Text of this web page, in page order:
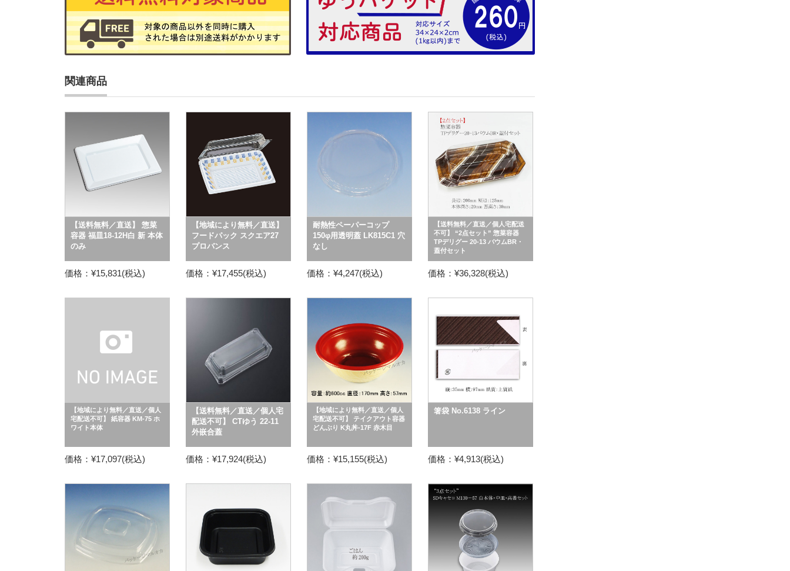
関連商品
【送料無料／直送】 惣菜
容器 福皿18-12H白 新 本体
のみ
価格：¥15,831(税込)
【地域により無料／直送】
フードパック スクエア27
プロバンス
価格：¥17,455(税込)
耐熱性ペーパーコップ
150φ用透明蓋 LK815C1 穴
なし
価格：¥4,247(税込)
【送料無料／直送／個人宅配送
不可】 “2点セット” 惣菜容器
TPデリグー 20-13 バウムBR・
蓋付セット
価格：¥36,328(税込)
【地域により無料／直送／個人
宅配送不可】 紙容器 KM-75 ホ
ワイト本体
価格：¥17,097(税込)
【送料無料／直送／個人宅
配送不可】 CTゆう 22-11
外嵌合蓋
価格：¥17,924(税込)
【地域により無料／直送／個人
宅配送不可】 テイクアウト容器
どんぶり K丸丼-17F 赤木目
価格：¥15,155(税込)
箸袋 No.6138 ライン
価格：¥4,913(税込)